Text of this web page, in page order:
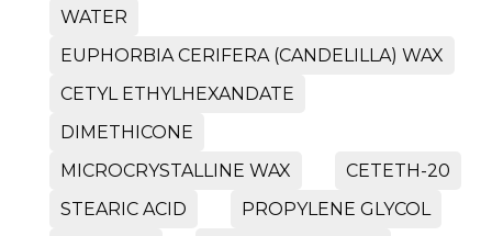
WATER
EUPHORBIA CERIFERA (CANDELILLA) WAX
CETYL ETHYLHEXANDATE
DIMETHICONE
MICROCRYSTALLINE WAX
CETETH-20
STEARIC ACID
PROPYLENE GLYCOL